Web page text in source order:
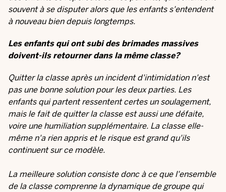
souvent à se disputer alors que les enfants s'entendent
à nouveau bien depuis longtemps.
Les enfants qui ont subi des brimades massives
doivent-ils retourner dans la même classe?
Quitter la classe après un incident d'intimidation n'est
pas une bonne solution pour les deux parties. Les
enfants qui partent ressentent certes un soulagement,
mais le fait de quitter la classe est aussi une défaite,
voire une humiliation supplémentaire. La classe elle-
même n'a rien appris et le risque est grand qu'ils
continuent sur ce modèle.
La meilleure solution consiste donc à ce que l'ensemble
de la classe comprenne la dynamique de groupe qui